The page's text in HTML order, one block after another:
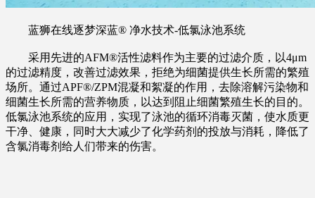
蓝狮在线逐梦深蓝® 净水技术-低氯泳池系统
采用先进的AFM®活性滤料作为主要的过滤介质，以4μm
的过滤精度，改善过滤效果，拒绝为细菌提供生长所需的繁殖
场所。通过APF®/ZPM混凝和絮凝的作用，去除溶解污染物和
细菌生长所需的营养物质，以达到阻止细菌繁殖生长的目的。
低氯泳池系统的应用，实现了泳池的循环消毒灭菌，使水质更
干净、健康，同时大大减少了化学药剂的投放与消耗，降低了
含氯消毒剂给人们带来的伤害。